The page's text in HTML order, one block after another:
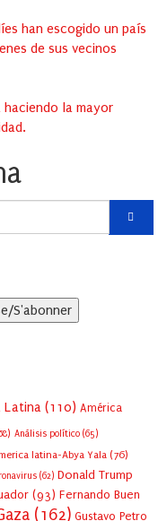
han escogido un país
de sus vecinos
la mayor
Latina (110) América
Análisis político (65)
latina-Abya Yala (76)
(62) Donald Trump
(93) Fernando Buen
(162) Gustavo Petro